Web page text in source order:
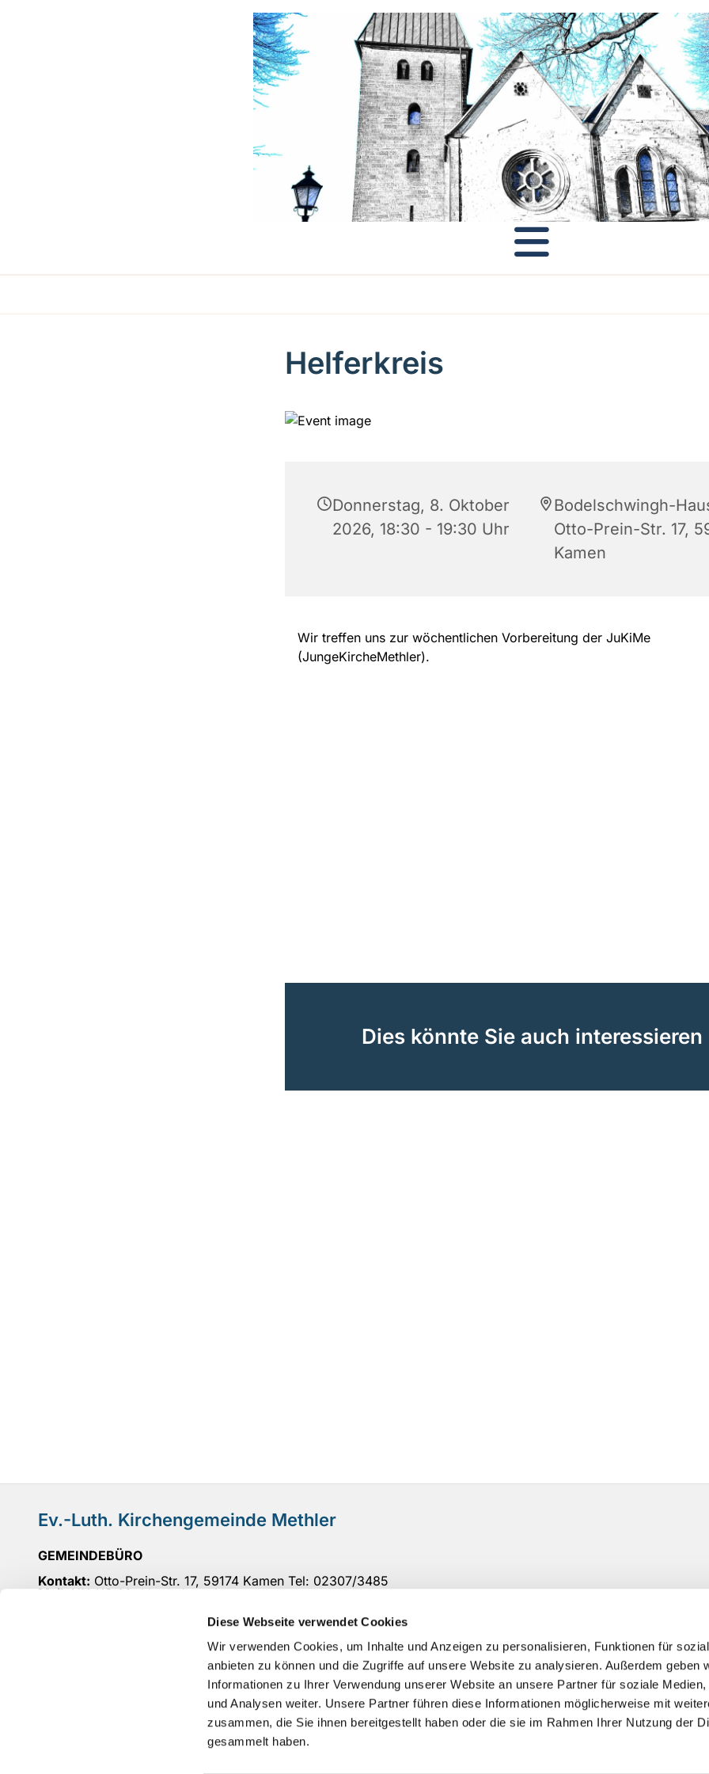
Diese Webseite verwendet Cookies
Wir verwenden Cookies, um Inhalte und Anzeigen zu personalisieren, Funktionen für
anbieten zu können und die Zugriffe auf unsere Website zu analysieren. Außerdem geben
Informationen zu Ihrer Verwendung unserer Website an unsere Partner für soziale Medien,
und Analysen weiter. Unsere Partner führen diese Informationen möglicherweise mit
zusammen, die Sie ihnen bereitgestellt haben oder die sie im Rahmen Ihrer Nutzung der
gesammelt haben.
Helferkreis
Donnerstag, 8. Oktober
2026, 18:30 - 19:30 Uhr
Bodelschwingh-
Otto-Prein-Str. 17,
Kamen
Wir treffen uns zur wöchentlichen Vorbereitung der JuKiMe
(JungeKircheMethler).
Dies könnte Sie auch interessieren
Ev.-Luth. Kirchengemeinde Methler
GEMEINDEBÜRO
Kontakt: Otto-Prein-Str. 17, 59174 Kamen Tel: 02307/3485
Mail: UN-KG-Methler@ekvw.de
: IBAN: DE 27 4416 0014 5300 6094 00